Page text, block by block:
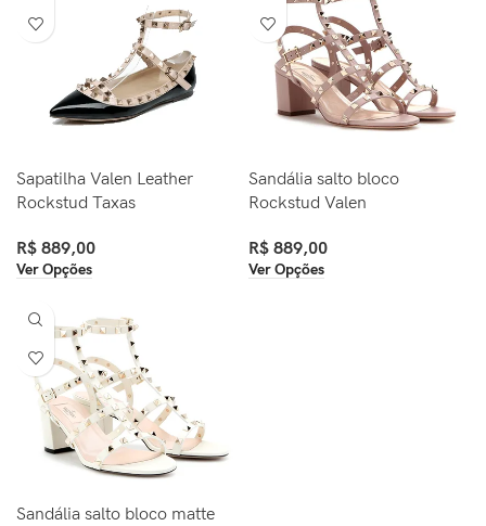
Sapatilha Valen Leather
Rockstud Taxas
R$ 889,00
Ver Opções
Sandália salto bloco
Rockstud Valen
R$ 889,00
Ver Opções
Sandália salto bloco matte